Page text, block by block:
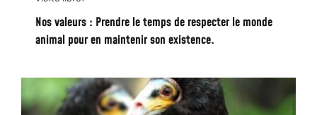
Nos valeurs : Prendre le temps de respecter le monde
animal pour en maintenir son existence.